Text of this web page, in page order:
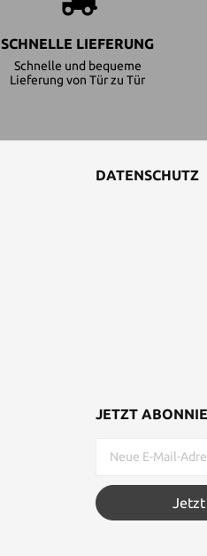
SCHNELLE LIEFERUNG
Schnelle und bequeme
Lieferung von Tür zu Tür
DATENSCHUTZ
JETZT
Jetzt